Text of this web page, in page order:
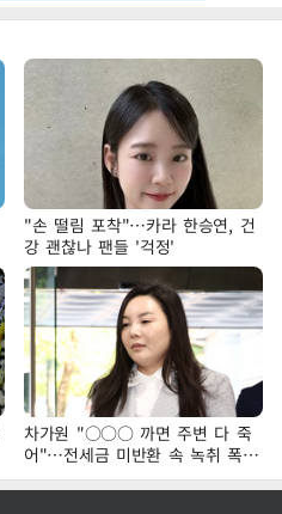
"손 떨림 포착"…카라 한승연, 건
강 괜찮나 팬들 '걱정'
차가원 "○○○ 까면 주변 다 죽
어"…전세금 미반환 속 녹취 폭로
파장